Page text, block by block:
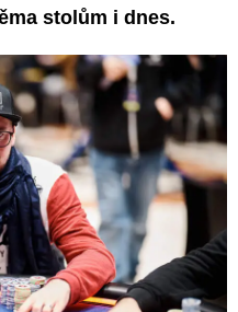
stolům i dnes.